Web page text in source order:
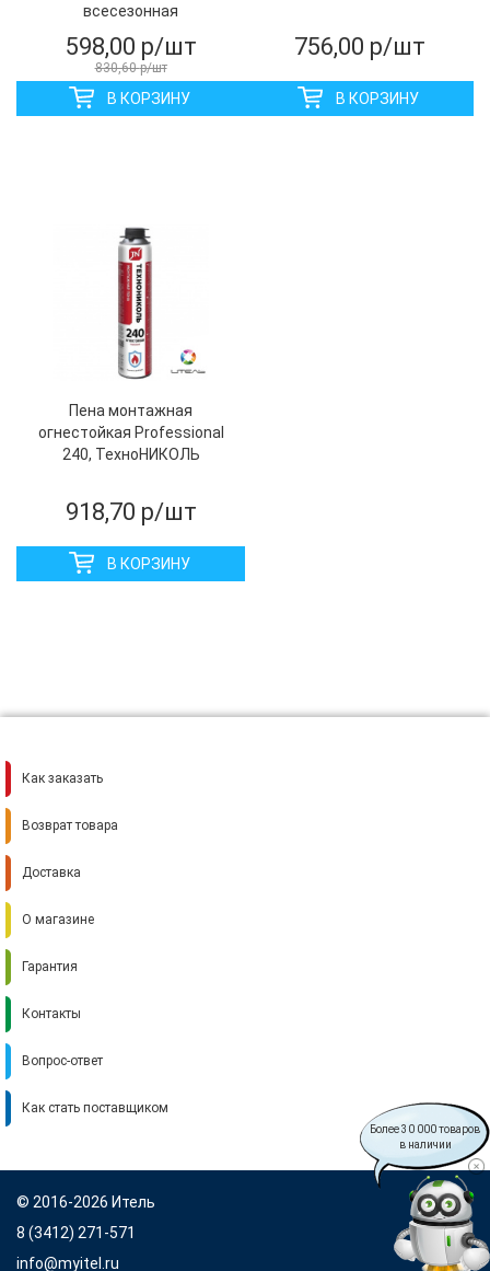
Более 30 000 товаров
в наличии
всесезонная
598,00 р/шт
830,60р/шт
В КОРЗИНУ
756,00 р/шт
В КОРЗИНУ
Пена монтажная
огнестойкая Professional
240, ТехноНИКОЛЬ
918,70 р/шт
В КОРЗИНУ
Как заказать
Возврат товара
Доставка
О магазине
Гарантия
Контакты
Вопрос-ответ
Как стать поставщиком
© 2016-2026 Итель
8 (3412) 271-571
info@myitel.ru